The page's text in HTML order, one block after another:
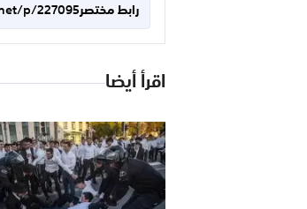
رابط مختصرp/227095
اقرأ أيضا